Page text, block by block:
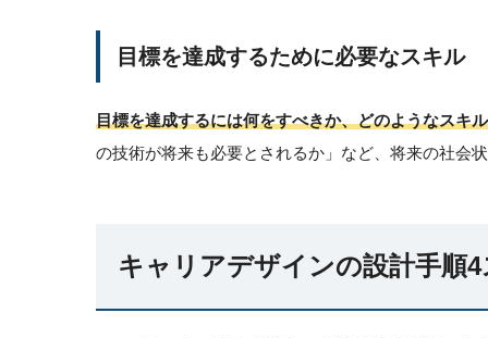
目標を達成するために必要なスキル
目標を達成するには何をすべきか、どのようなスキ
の技術が将来も必要とされるか」など、将来の社会
キャリアデザインの設計手順